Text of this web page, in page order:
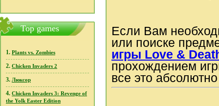
Top games
1. Plants vs. Zombies
2. Chicken Invaders 2
3. Люксор
4. Chicken Invaders 3: Revenge of
the Yolk Easter Edition
Если Вам
или поиске
игры Love &
прохождением
все это